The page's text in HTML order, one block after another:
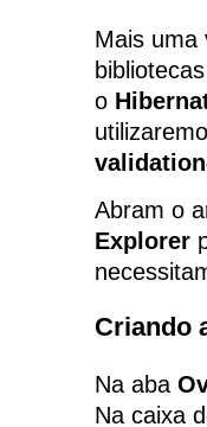
Mais uma
o
Abram o
Explorer
Criando
Na aba
Na caixa